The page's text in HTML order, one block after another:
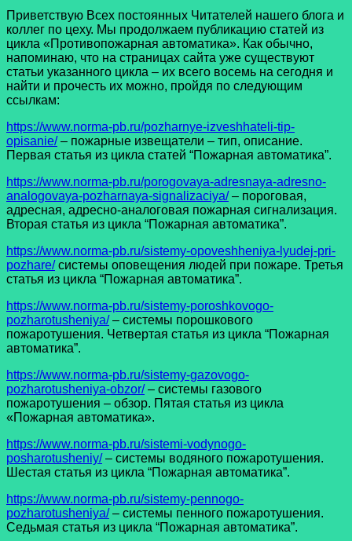
Приветствую Всех постоянных Читателей нашего блога и
коллег по цеху. Мы продолжаем публикацию статей из
цикла «Противопожарная автоматика». Как обычно,
напоминаю, что на страницах сайта уже существуют
статьи указанного цикла – их всего восемь на сегодня и
найти и прочесть их можно, пройдя по следующим
ссылкам:
https://www.norma-pb.ru/pozharnye-izveshhateli-tip-
opisanie/– пожарные извещатели – тип, описание.
Первая статья из цикла статей “Пожарная автоматика”.
https://www.norma-pb.ru/porogovaya-adresnaya-adresno-
analogovaya-pozharnaya-signalizaciya/– пороговая,
адресная, адресно-аналоговая пожарная сигнализация.
Вторая статья из цикла “Пожарная автоматика”.
https://www.norma-pb.ru/sistemy-opoveshheniya-lyudej-pri-
pozhare/системы оповещения людей при пожаре. Третья
статья из цикла “Пожарная автоматика”.
https://www.norma-pb.ru/sistemy-poroshkovogo-
pozharotusheniya/– системы порошкового
пожаротушения. Четвертая статья из цикла “Пожарная
автоматика”.
https://www.norma-pb.ru/sistemy-gazovogo-
pozharotusheniya-obzor/– системы газового
пожаротушения – обзор. Пятая статья из цикла
«Пожарная автоматика».
https://www.norma-pb.ru/sistemi-vodynogo-
posharotusheniy/– системы водяного пожаротушения.
Шестая статья из цикла “Пожарная автоматика”.
https://www.norma-pb.ru/sistemy-pennogo-
pozharotusheniya/– системы пенного пожаротушения.
Седьмая статья из цикла “Пожарная автоматика”.